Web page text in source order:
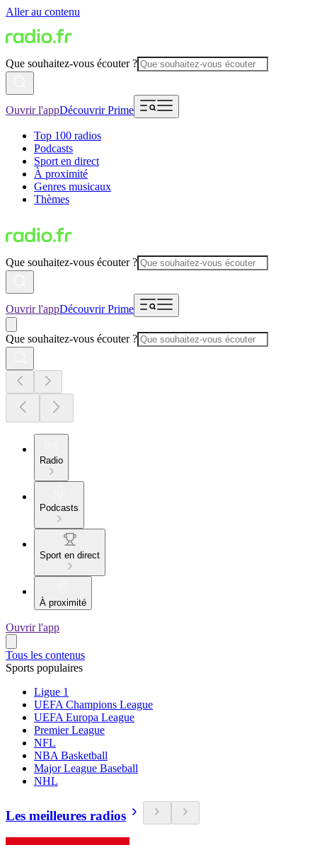
Aller au contenu
Que souhaitez-vous écouter ?
Ouvrir l'appDécouvrir Prime
Top 100 radios
Podcasts
Sport en direct
À proximité
Genres musicaux
Thèmes
Que souhaitez-vous écouter ?
Ouvrir l'appDécouvrir Prime
Que souhaitez-vous écouter ?
Radio
Podcasts
Sport en direct
À proximité
Ouvrir l'app
Tous les contenus
Sports populaires
Ligue 1
UEFA Champions League
UEFA Europa League
Premier League
NFL
NBA Basketball
Major League Baseball
NHL
Les meilleures radios